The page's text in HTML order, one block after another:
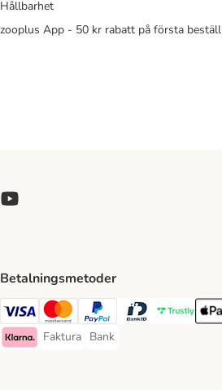
Hållbarhet
zooplus App - 50 kr rabatt på första
Betalningsmetoder
Visa Payment Method
Mastercard Payment Method
PayPal Payment Method
BankID Payment
Trustly
Klarna Payment Method
Faktura
Faktura Payment Method
Bank
Bank Payment Method